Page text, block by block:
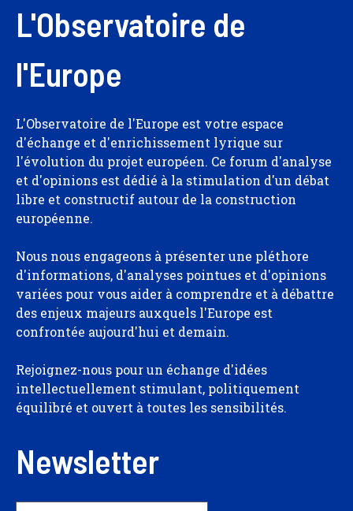
L'Observatoire de
l'Europe
L'Observatoire de l'Europe est votre espace
d'échange et d'enrichissement lyrique sur
l'évolution du projet européen. Ce forum d'analyse
et d'opinions est dédié à la stimulation d'un débat
libre et constructif autour de la construction
européenne.
Nous nous engageons à présenter une pléthore
d'informations, d'analyses pointues et d'opinions
variées pour vous aider à comprendre et à débattre
des enjeux majeurs auxquels l'Europe est
confrontée aujourd'hui et demain.
Rejoignez-nous pour un échange d'idées
intellectuellement stimulant, politiquement
équilibré et ouvert à toutes les sensibilités.
Newsletter